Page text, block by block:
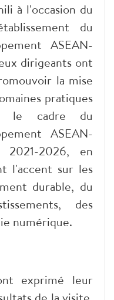
à l'occasion du
du
ASEAN-
dirigeants ont
la mise
pratiques
le cadre du
ASEAN-
2026, en
l'accent sur les
durable, du
des
numérique.
exprimé leur